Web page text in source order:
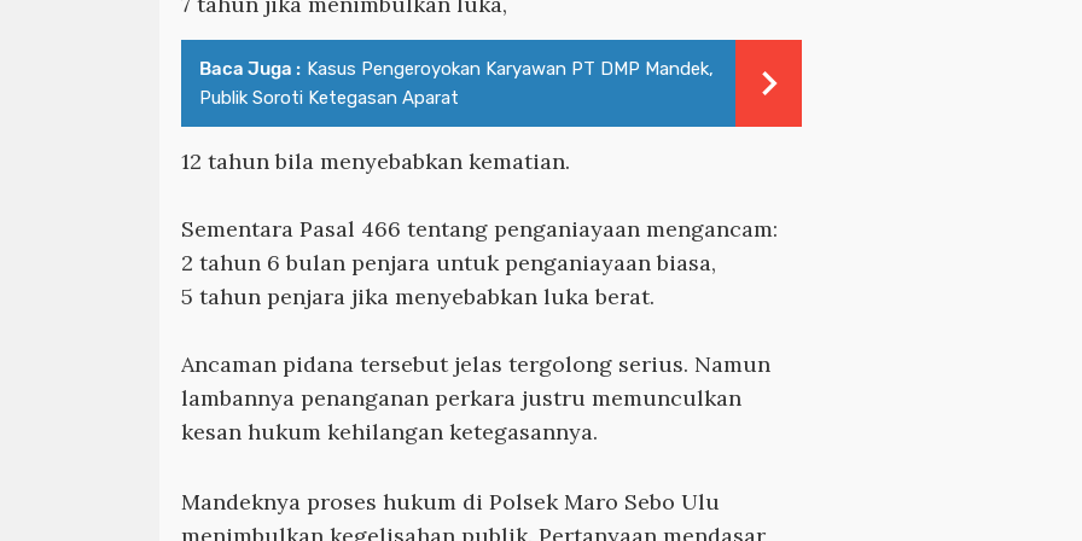
Baca Juga : Kasus Pengeroyokan Karyawan PT DMP Mandek,
Publik Soroti Ketegasan Aparat
12 tahun bila menyebabkan kematian.
Sementara Pasal 466 tentang penganiayaan mengancam:
2 tahun 6 bulan penjara untuk penganiayaan biasa,
5 tahun penjara jika menyebabkan luka berat.
Ancaman pidana tersebut jelas tergolong serius. Namun
lambannya penanganan perkara justru memunculkan
kesan hukum kehilangan ketegasannya.
Mandeknya proses hukum di Polsek Maro Sebo Ulu